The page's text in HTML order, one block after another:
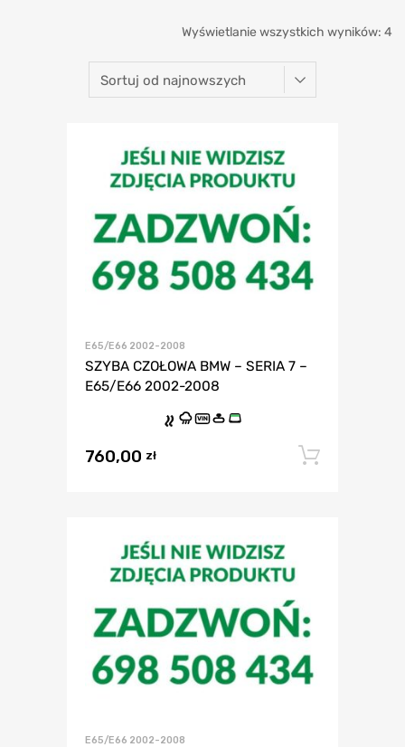
Wyświetlanie wszystkich wyników: 4
E65/E66 2002-2008
SZYBA CZOŁOWA BMW – SERIA 7 –
E65/E66 2002-2008
VIN
760,00 zł
E65/E66 2002-2008